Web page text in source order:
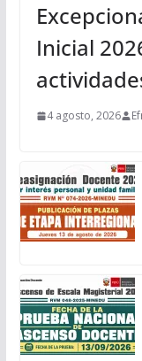
Inicial
4 agosto, 2026